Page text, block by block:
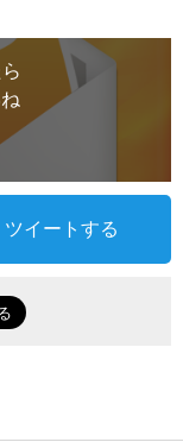
ツイートする